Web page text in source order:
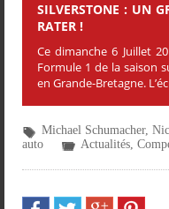
SILVERSTONE : UN
RATER !
Ce dimanche 6 Juillet
Formule 1 de la saison
en Grande-Bretagne.
Michael Schumacher,
auto
Actualités,